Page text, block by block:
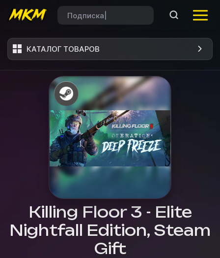
КАТАЛОГ ТОВАРОВ
Killing Floor 3 - Elite
Nightfall Edition, Steam
Gift